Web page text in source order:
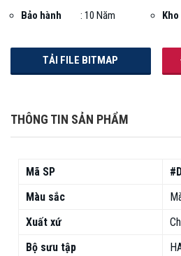
Bảo hành
: 10 Năm Kho
TẢI FILE BITMAP
THÔNG TIN SẢN PHẨM
Mã SP
Màu sắc
Xuất xứ
Bộ sưu tập